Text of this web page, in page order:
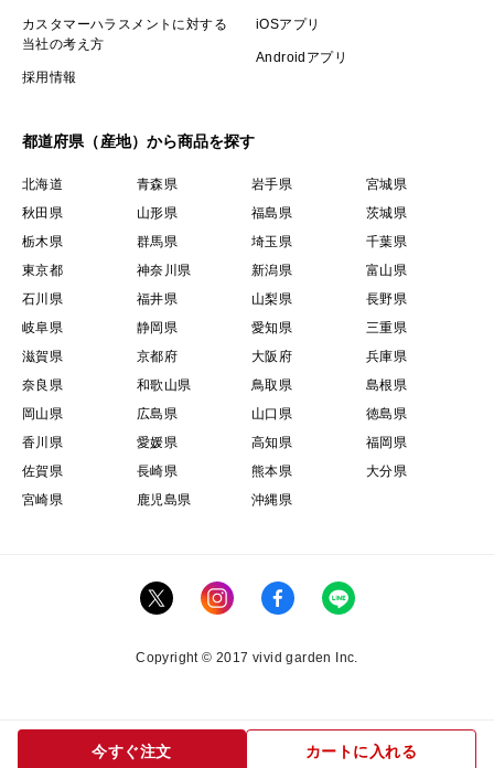
今すぐ注文 カートに入れる
カスタマーハラスメントに対する
当社の考え方
採用情報
iOSアプリ
Androidアプリ
都道府県（産地）から商品を探す
北海道 青森県 岩手県
宮城県
秋田県
山形県 福島県
茨城県
栃木県
群馬県 埼玉県
千葉県
東京都
神奈川県 新潟県
富山県
石川県
福井県 山梨県
長野県
岐阜県
静岡県 愛知県
三重県
滋賀県
京都府 大阪府
兵庫県
奈良県
和歌山県 鳥取県
島根県
岡山県
広島県 山口県
徳島県
香川県
愛媛県 高知県
福岡県
佐賀県
長崎県 熊本県
大分県
宮崎県
鹿児島県 沖縄県
Copyright © 2017 vivid garden Inc.